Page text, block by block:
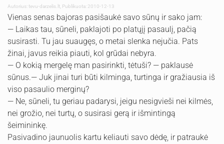
Autorius:tevu-darzelis.lt Publikuota: 2010-12-13
Vienas senas bajoras pasišaukė savo sūnų ir sako jam:
— Laikas tau, sūneli, paklajoti po platųjį pasaulį, pačią
susirasti. Tu jau suaugęs, o metai slenka nejučia. Pats
žinai, javus reikia piauti, kol grūdai nebyra.
— O kokią mergelę man pasirinkti, tėtuši? — paklausė
sūnus.— Juk jinai turi būti kilminga, turtinga ir gražiausia iš
viso pasaulio merginų?
— Ne, sūneli, tu geriau padarysi, jeigu nesigvieši nei kilmės,
nei grožio, nei turtų, o susirasi gerą ir išmintingą
šeimininkę.
Pasivadino jaunuolis kartu keliauti savo dėdę, ir patraukė